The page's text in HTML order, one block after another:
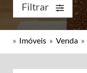
Filtrar
» Imóveis » Venda »